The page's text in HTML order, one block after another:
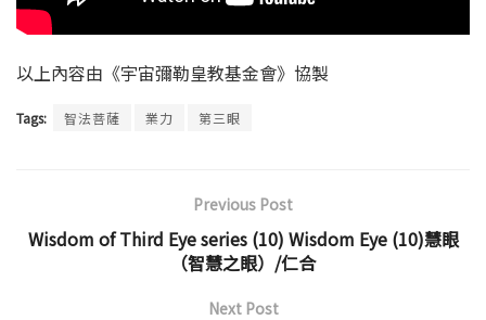
以上內容由《宇宙彌勒皇教基金會》協製
Tags: 智法菩薩 業力 第三眼
Previous Post
Wisdom of Third Eye series (10) Wisdom Eye (10)慧眼
（智慧之眼）/仁合
Next Post